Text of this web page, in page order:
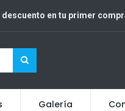
descuento en tu primer
Galería